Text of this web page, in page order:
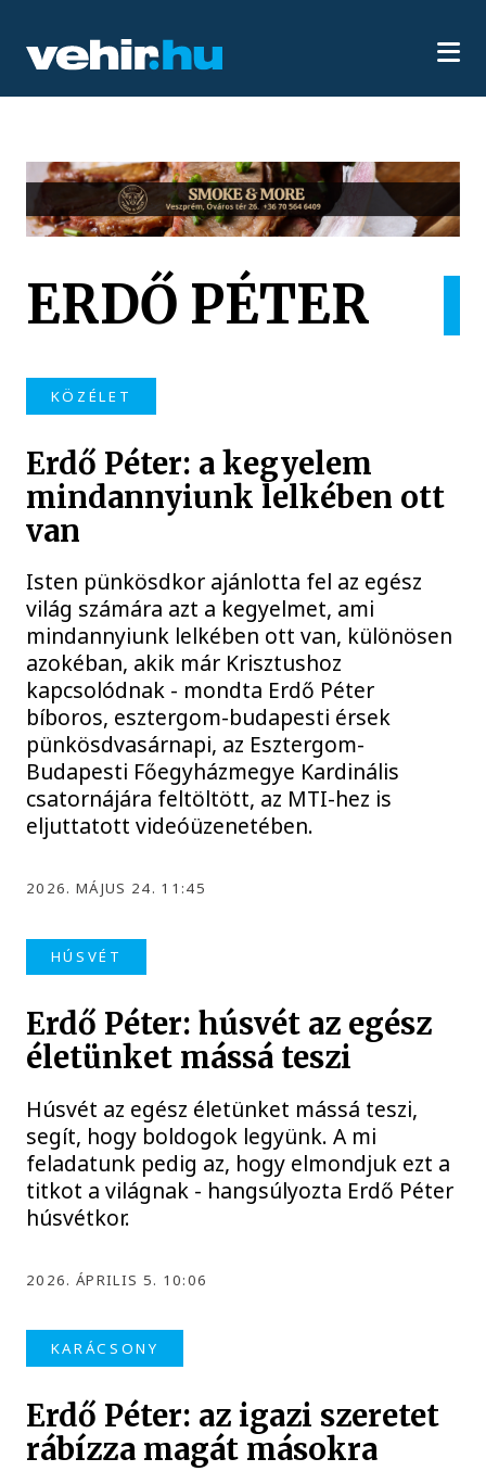
ERDŐ PÉTER
KÖZÉLET
Erdő Péter: a kegyelem
mindannyiunk lelkében ott
van
Isten pünkösdkor ajánlotta fel az egész
világ számára azt a kegyelmet, ami
mindannyiunk lelkében ott van, különösen
azokéban, akik már Krisztushoz
kapcsolódnak - mondta Erdő Péter
bíboros, esztergom-budapesti érsek
pünkösdvasárnapi, az Esztergom-
Budapesti Főegyházmegye Kardinális
csatornájára feltöltött, az MTI-hez is
eljuttatott videóüzenetében.
2026. MÁJUS 24. 11:45
HÚSVÉT
Erdő Péter: húsvét az egész
életünket mássá teszi
Húsvét az egész életünket mássá teszi,
segít, hogy boldogok legyünk. A mi
feladatunk pedig az, hogy elmondjuk ezt a
titkot a világnak - hangsúlyozta Erdő Péter
húsvétkor.
2026. ÁPRILIS 5. 10:06
KARÁCSONY
Erdő Péter: az igazi szeretet
rábízza magát másokra